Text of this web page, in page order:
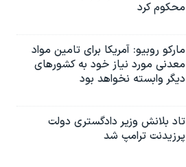
محکوم کرد
مارکو روبیو: آمریکا برای تامین مواد
معدنی مورد نیاز خود به کشورهای
دیگر وابسته نخواهد بود
تاد بلانش وزیر دادگستری دولت
پرزیدنت ترامپ شد